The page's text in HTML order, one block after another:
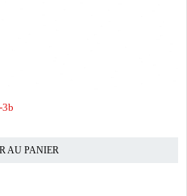
AU PANIER